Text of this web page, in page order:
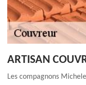
ARTISAN
Les compagnons